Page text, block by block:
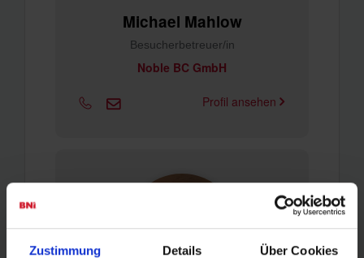
Zustimmung Details Über Cookies
Michael Mahlow
Besucherbetreuer/in
Noble BC GmbH
Profil ansehen